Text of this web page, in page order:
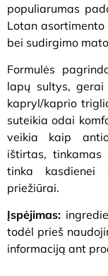
populiarumas
Lotan
bei sudirgimo
Formulės
lapų sultys, gerai
kapryl/kaprio
suteikia odai
veikia kaip
ištirtas,
tinka kasdienei
priežiūrai.
Įspėjimas:
todėl prieš
informaciją ant